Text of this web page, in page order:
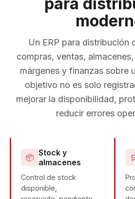
Un ERP para distribución
compras, ventas,
márgenes y finanzas sobre
objetivo no es solo
mejorar la disponibilidad,
reducir errores
📦 Stock y
almacenes
Control de stock
disponible,